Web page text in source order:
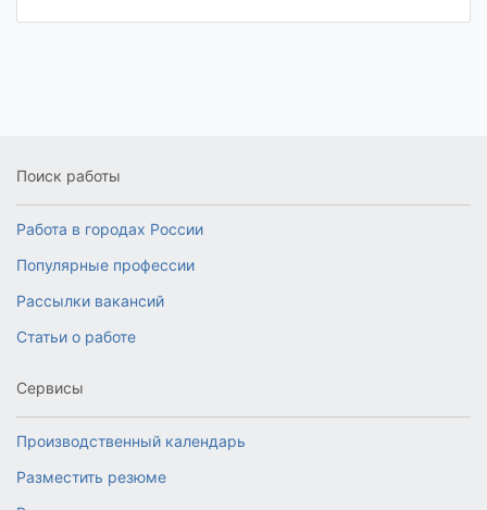
Поиск работы
Работа в городах России
Популярные профессии
Рассылки вакансий
Статьи о работе
Сервисы
Производственный календарь
Разместить резюме